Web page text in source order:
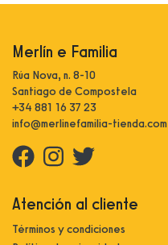
Merlín e Familia
Rúa Nova, n. 8-10
Santiago de Compostela
+34 881 16 37 23
info@merlinefamilia-tienda.com
Atención al cliente
Términos y condiciones